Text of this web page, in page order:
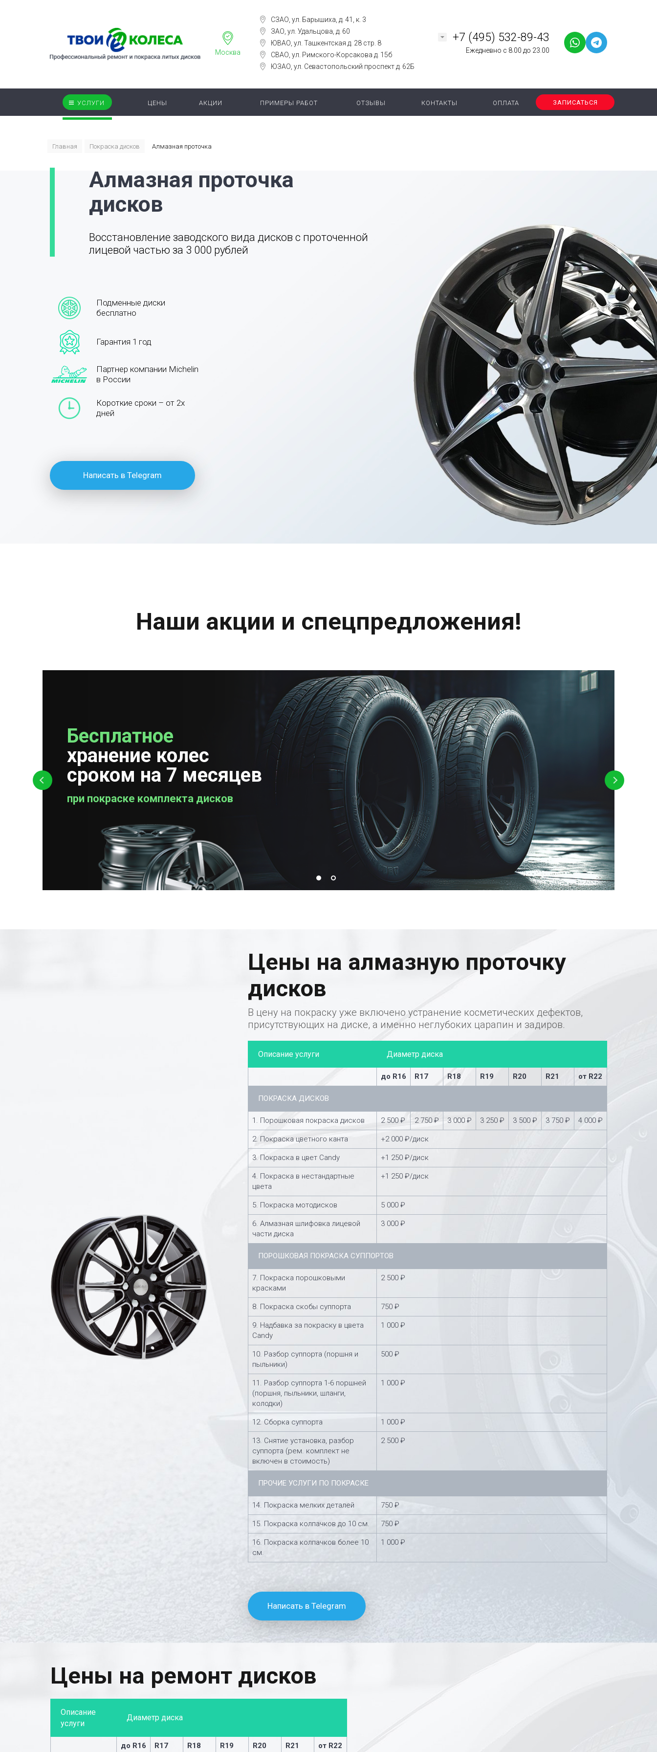
Москва
СЗАО, ул. Барышиха, д. 41, к. 3
ЗАО, ул. Удальцова, д. 60
ЮВАО, ул. Ташкентская д. 28 стр. 8
СВАО, ул. Римского-Корсакова д. 15б
ЮЗАО, ул. Севастопольский проспект д. 62Б
+7 (495) 532-89-43
Ежедневно с 8.00 до 23.00
УСЛУГИ ЦЕНЫ АКЦИИ ПРИМЕРЫ РАБОТ ОТЗЫВЫ КОНТАКТЫ ОПЛАТА ЗАПИСАТЬСЯ
Главная Покраска дисков Алмазная проточка
Алмазная проточка
дисков
Восстановление заводского вида дисков с проточенной
лицевой частью за 3 000 рублей
Подменные диски
бесплатно
Гарантия 1 год
Партнер компании Michelin
в России
Короткие сроки – от 2х
дней
Написать в Telegram
Наши акции и спецпредложения!
Бесплатное
хранение колес
сроком на 7 месяцев
при покраске комплекта дисков
Бесплатная
проверка колес
Цены на алмазную проточку
дисков
В цену на покраску уже включено устранение косметических дефектов,
присутствующих на диске, а именно неглубоких царапин и задиров.
Описание услуги Диаметр диска
до R16 R17 R18 R19 R20 R21 от R22
ПОКРАСКА ДИСКОВ
1. Порошковая покраска дисков 2 500 ₽ 2 750 ₽ 3 000 ₽ 3 250 ₽ 3 500 ₽ 3 750 ₽ 4 000 ₽
2. Покраска цветного канта +2 000 ₽/диск
3. Покраска в цвет Candy +1 250 ₽/диск
4. Покраска в нестандартные
цвета
+1 250 ₽/диск
5. Покраска мотодисков 5 000 ₽
6. Алмазная шлифовка лицевой
части диска
3 000 ₽
ПОРОШКОВАЯ ПОКРАСКА СУППОРТОВ
7. Покраска порошковыми
красками
2 500 ₽
8. Покраска скобы суппорта 750 ₽
9. Надбавка за покраску в цвета
Candy
1 000 ₽
10. Разбор суппорта (поршня и
пыльники)
500 ₽
11. Разбор суппорта 1-6 поршней
(поршня, пыльники, шланги,
колодки)
1 000 ₽
12. Сборка суппорта 1 000 ₽
13. Снятие установка, разбор
суппорта (рем. комплект не
включен в стоимость)
2 500 ₽
ПРОЧИЕ УСЛУГИ ПО ПОКРАСКЕ
14. Покраска мелких деталей 750 ₽
15. Покраска колпачков до 10 см. 750 ₽
16. Покраска колпачков более 10
см.
1 000 ₽
Написать в Telegram
Цены на ремонт дисков
Описание
услуги
Диаметр диска
до R16 R17 R18 R19 R20 R21 от R22